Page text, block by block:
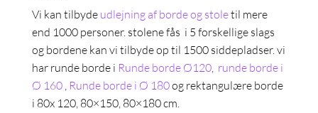
Vi kan tilbyde udlejning af borde og stoletil mere
end 1000 personer. stolene fås i 5 forskellige slags
og bordene kan vi tilbyde op til 1500 siddepladser. vi
har runde borde i Runde borde Ø120, runde borde i
Ø 160 , Runde borde i Ø 180og rektangulære borde
i 80x 120, 80×150, 80×180 cm.